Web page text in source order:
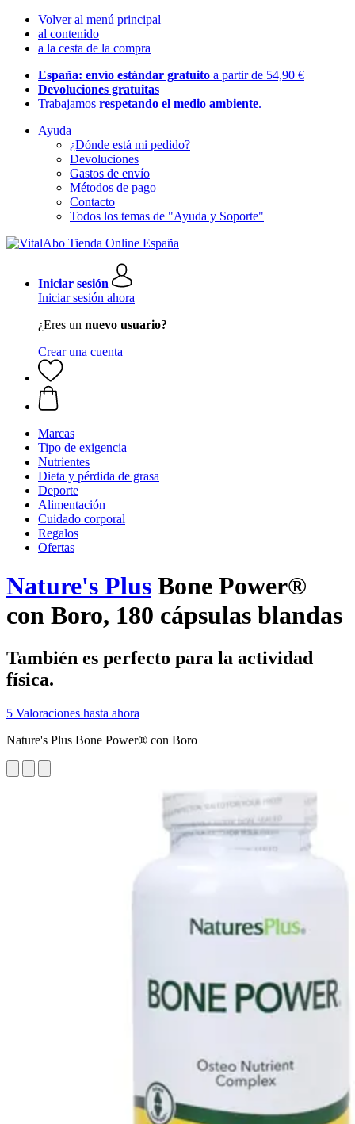
Volver al menú principal
al contenido
a la cesta de la compra
España: envío estándar gratuito a partir de 54,90 €
Devoluciones gratuitas
Trabajamos respetando el medio ambiente.
Ayuda
¿Dónde está mi pedido?
Devoluciones
Gastos de envío
Métodos de pago
Contacto
Todos los temas de "Ayuda y Soporte"
Iniciar sesión
Iniciar sesión ahora
¿Eres un nuevo usuario?
Crear una cuenta
Marcas
Tipo de exigencia
Nutrientes
Dieta y pérdida de grasa
Deporte
Alimentación
Cuidado corporal
Regalos
Ofertas
Nature's Plus Bone Power®
con Boro, 180 cápsulas blandas
También es perfecto para la actividad
física.
5 Valoraciones hasta ahora
Nature's Plus Bone Power® con Boro